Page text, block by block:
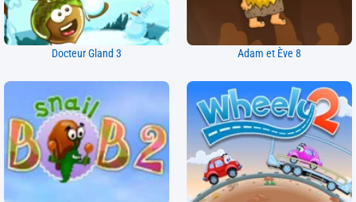
Docteur Gland 3 Adam et Ève 8